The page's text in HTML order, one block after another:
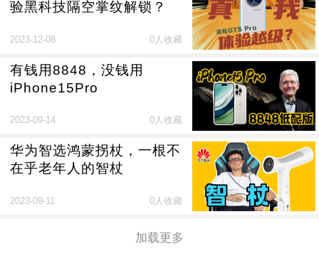
验黑科技隔空掌纹解锁？
2023-12-08 0人收藏
有钱用8848，没钱用
iPhone15Pro
2023-09-14 0人收藏
华为智选鸿蒙拐杖，一根不
在乎老年人的智杖
2023-09-11 0人收藏
加载更多